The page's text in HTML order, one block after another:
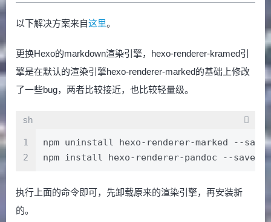
以下解决方案来自这里。
更换Hexo的markdown渲染引擎，hexo-renderer-kramed引
擎是在默认的渲染引擎hexo-renderer-marked的基础上修改
了一些bug，两者比较接近，也比较轻量级。
sh
1
2
npm uninstall hexo-renderer-marked --save
npm install hexo-renderer-pandoc --save
执行上面的命令即可，先卸载原来的渲染引擎，再安装新
的。